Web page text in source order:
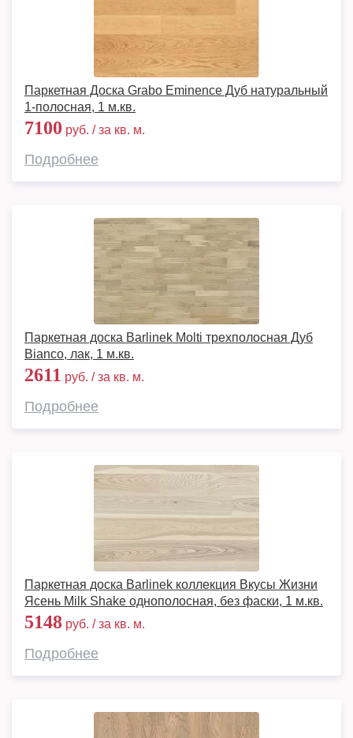
Паркетная Доска Grabo Eminence Дуб натуральный
1-полосная, 1 м.кв.
7100 руб. / за кв. м.
Подробнее
Паркетная доска Barlinek Molti трехполосная Дуб
Bianco, лак, 1 м.кв.
2611 руб. / за кв. м.
Подробнее
Паркетная доска Barlinek коллекция Вкусы Жизни
Ясень Milk Shake однополосная, без фаски, 1 м.кв.
5148 руб. / за кв. м.
Подробнее